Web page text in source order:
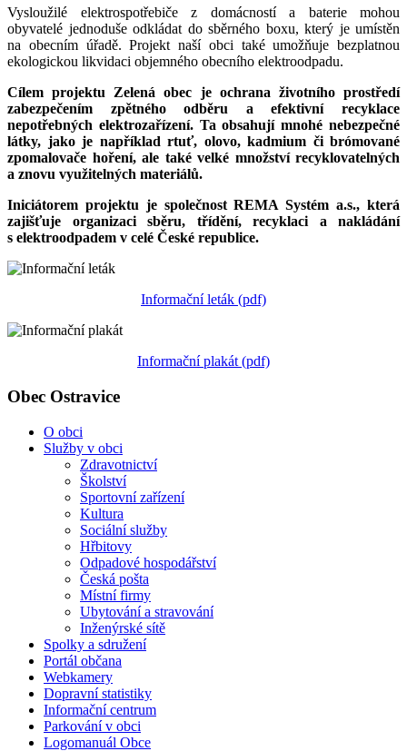
Vysloužilé elektrospotřebiče z domácností a baterie mohou
obyvatelé jednoduše odkládat do sběrného boxu, který je umístěn
na obecním úřadě. Projekt naší obci také umožňuje bezplatnou
ekologickou likvidaci objemného obecního elektroodpadu.
Cílem projektu Zelená obec je ochrana životního prostředí
zabezpečením zpětného odběru a efektivní recyklace
nepotřebných elektrozařízení. Ta obsahují mnohé nebezpečné
látky, jako je například rtuť, olovo, kadmium či brómované
zpomalovače hoření, ale také velké množství recyklovatelných
a znovu využitelných materiálů.
Iniciátorem projektu je společnost REMA Systém a.s., která
zajišťuje organizaci sběru, třídění, recyklaci a nakládání
s elektroodpadem v celé České republice.
Informační leták (pdf)
Informační plakát (pdf)
Obec Ostravice
O obci
Služby v obci
Zdravotnictví
Školství
Sportovní zařízení
Kultura
Sociální služby
Hřbitovy
Odpadové hospodářství
Česká pošta
Místní firmy
Ubytování a stravování
Inženýrské sítě
Spolky a sdružení
Portál občana
Webkamery
Dopravní statistiky
Informační centrum
Parkování v obci
Logomanuál Obce